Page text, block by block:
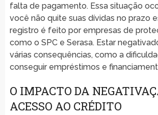
falta de pagamento. Essa situação
você não quite suas dívidas no prazo
registro é feito por empresas de
como o SPC e Serasa. Estar
várias consequências, como a
conseguir empréstimos e
O IMPACTO DA
ACESSO AO CRÉDITO